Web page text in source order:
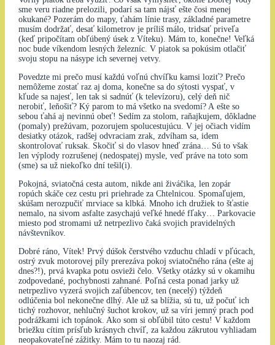
sme veru riadne prelozili, podarí sa tam nájsť ešte čosi menej
okukané? Pozerám do mapy, ťahám línie trasy, základné parametre
musím dodržať, desať kilometrov je príliš málo, tridsať priveľa
(keď pripočítam obľúbený úsek z Víteku). Mám to, konečne! Veľká
noc bude víkendom lesných železníc. V piatok sa pokúsim otlačiť
svoju stopu na násype ich severnej vetvy.
Povedzte mi prečo musí každú voľnú chvíľku kamsi loziť? Prečo
nemôžeme zostať raz aj doma, konečne sa do sýtosti vyspať, v
kľude sa najesť, len tak si sadnúť (k televízoru), celý deň nič
nerobiť, leňošiť? Ký parom to má všetko na svedomí? A ešte so
sebou ťahá aj nevinnú obeť! Sedím za stolom, raňajkujem, dôkladne
(pomaly) prežúvam, pozorujem spolucestujúcu. V jej očiach vidím
desiatky otázok, radšej odvraciam zrak, zdvíham sa, idem
skontrolovať ruksak. Skočiť si do vlasov hneď zrána… Sú to však
len výplody rozrušenej (nedospatej) mysle, veď práve na toto som
(sme) sa už niekoľko dní tešil(i).
Pokojná, sviatočná cesta autom, nikde ani živáčika, len zopár
ropúch skáče cez cestu pri priehrade za Chtelnicou. Spomaľujem,
skúšam nerozpučiť mrviace sa klbká. Mnoho ich družiek to šťastie
nemalo, na sivom asfalte zasychajú veľké hnedé fľaky… Parkovacie
miesto pod stromami už netrpezlivo čaká svojich pravidelných
návštevníkov.
Dobré ráno, Vítek! Prvý dúšok čerstvého vzduchu chladí v pľúcach,
ostrý zvuk motorovej píly prerezáva pokoj sviatočného rána (ešte aj
dnes?!), prvá kvapka potu osvieži čelo. Všetky otázky sú v okamihu
zodpovedané, pochybnosti zahnané. Poľná cesta ponad jarky už
netrpezlivo vyzerá svojich zaľúbencov, ten (necelý) týždeň
odlúčenia bol nekonečne dlhý. Ale už sa blížia, sú tu, už počuť ich
tichý rozhovor, nehlučný šuchot krokov, už sa víri jemný prach pod
podrážkami ich topánok. Ako som si obľúbil túto cestu! V každom
briežku cítim prísľub krásnych chvíľ, za každou zákrutou vyhliadam
neopakovateľné zážitky. Mám to tu naozaj rád.